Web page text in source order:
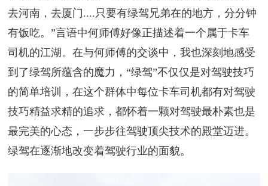
去河南，去厦门....只要有绿驾兄弟在的地方，分分钟
有饭吃。”言语中何师傅好像正描述着一个属于卡车
司机的江湖。在与何师傅的交谈中，我也深刻地感受
到了绿驾所蕴含的魔力，“绿驾”不仅仅是对驾驶技巧
的简单培训，在这个群体中每位卡车司机都有对驾驶
技巧精益求精的追求，都怀着一颗对驾驶最朴素也是
最完美的心态，一步步往驾驶顶尖技术的殿堂迈进。
绿驾在逐渐地改变着驾驶行业的面貌。